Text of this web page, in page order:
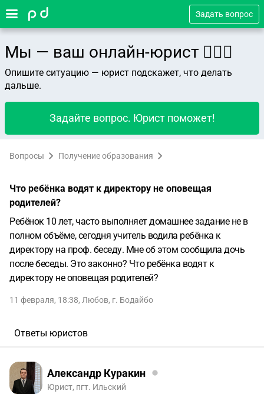
Задать вопрос
Мы — ваш онлайн-юрист 👨🏻‍⚖️
Опишите ситуацию — юрист подскажет, что делать
дальше.
Задайте вопрос. Юрист поможет!
Вопросы Получение образования
Что ребёнка водят к директору не оповещая
родителей?
Ребёнок 10 лет, часто выполняет домашнее задание не в
полном объёме, сегодня учитель водила ребёнка к
директору на проф. беседу. Мне об этом сообщила дочь
после беседы. Это законно? Что ребёнка водят к
директору не оповещая родителей?
11 февраля, 18:38, Любов, г. Бодайбо
Ответы юристов
Александр Куракин
Юрист, пгт. Ильский